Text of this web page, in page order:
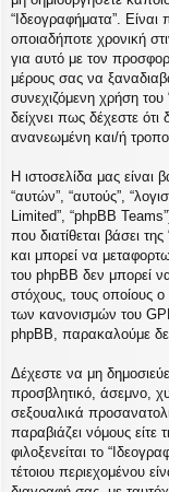
εις
“Ιδεογραφήματα”.
οποιαδήποτε χρονική
για αυτό με τον
μέρους σας να
συνεχιζόμενη χρήση του
δείχνει πως δέχεστε
ανανεωμένη και/ή
Η ιστοσελίδα μας είναι
“αυτών”, “αυτούς”,
Limited”, “phpBB
που διατίθεται βάσει της
και μπορεί να
του phpBB δεν μπορεί
στόχους, τους οποίους
των κανονισμών του
phpBB, παρακαλούμε
Δέχεστε να μη
προσβλητικό, άσεμνο,
σεξουαλικά
παραβιάζει νόμους
φιλοξενείται το
τέτοιου περιεχομένου